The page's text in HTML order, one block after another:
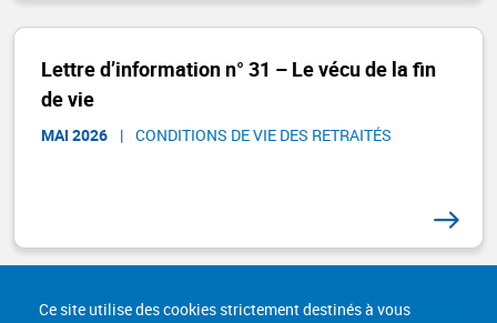
Lettre d’information n° 31 – Le vécu de la fin
de vie
MAI 2026 | CONDITIONS DE VIE DES RETRAITÉS
Ce site utilise des cookies strictement destinés à vous